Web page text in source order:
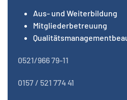
Aus- und Weiterbildung
Mitgliederbetreuung
0521/966 79-11
0157 / 521 774 41